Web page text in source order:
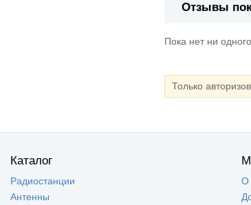
Отзывы
Пока нет ни
Только
Каталог
Радиостанции
Антенны
О